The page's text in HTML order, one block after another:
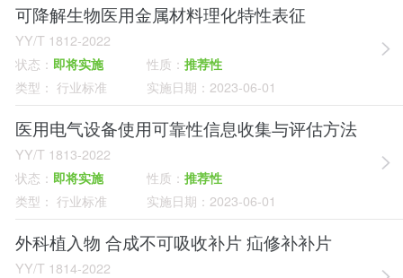
可降解生物医用金属材料理化特性表征
YY/T 1812-2022
状态： 即将实施 性质：推荐性
类型： 行业标准 实施日期： 2023-06-01
医用电气设备使用可靠性信息收集与评估方法
YY/T 1813-2022
状态： 即将实施 性质：推荐性
类型： 行业标准 实施日期： 2023-06-01
外科植入物 合成不可吸收补片 疝修补补片
YY/T 1814-2022